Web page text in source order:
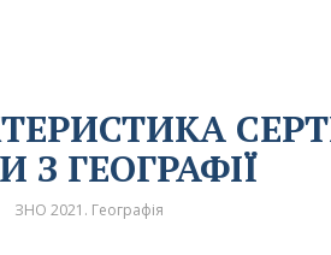
З ГЕОГРАФІЇ
ЗНО 2021. Географія